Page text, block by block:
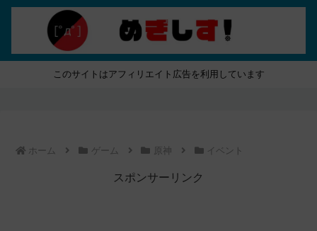
このサイトはアフィリエイト広告を利用しています
ホーム ゲーム 原神 イベント
スポンサーリンク